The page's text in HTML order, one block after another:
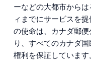
ーなどの大都市から
ィまでにサービスを
の使命は、カナダ郵
り、すべてのカナダ
権利を保証しています